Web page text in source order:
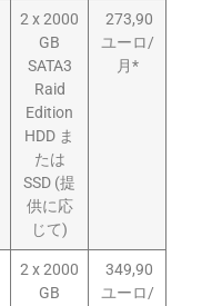
2 x 2000
GB
SATA3
Raid
Edition
HDD ま
たは
SSD (提
供に応
じて)
273,90
ユーロ/
月*
2 x 2000
GB
349,90
ユーロ/